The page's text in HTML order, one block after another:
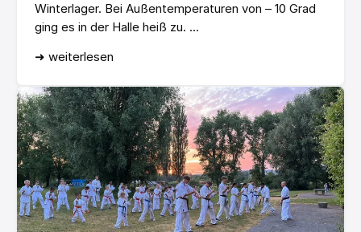
Winterlager. Bei Außentemperaturen von – 10 Grad
ging es in der Halle heiß zu. ...
➜ weiterlesen